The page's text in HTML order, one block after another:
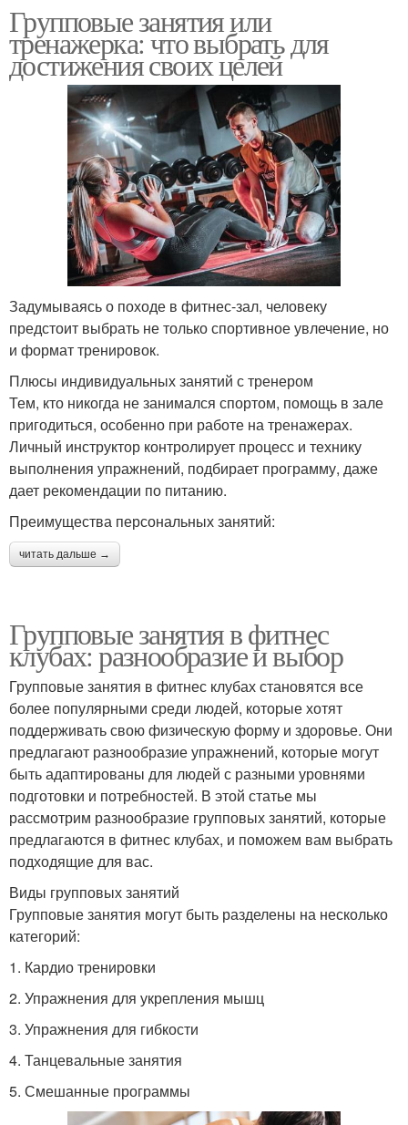
Групповые занятия или
тренажерка: что выбрать для
достижения своих целей
Задумываясь о походе в фитнес-зал, человеку
предстоит выбрать не только спортивное увлечение, но
и формат тренировок.
Плюсы индивидуальных занятий с тренером
Тем, кто никогда не занимался спортом, помощь в зале
пригодиться, особенно при работе на тренажерах.
Личный инструктор контролирует процесс и технику
выполнения упражнений, подбирает программу, даже
дает рекомендации по питанию.
Преимущества персональных занятий:
читать дальше →
Групповые занятия в фитнес
клубах: разнообразие и выбор
Групповые занятия в фитнес клубах становятся все
более популярными среди людей, которые хотят
поддерживать свою физическую форму и здоровье. Они
предлагают разнообразие упражнений, которые могут
быть адаптированы для людей с разными уровнями
подготовки и потребностей. В этой статье мы
рассмотрим разнообразие групповых занятий, которые
предлагаются в фитнес клубах, и поможем вам выбрать
подходящие для вас.
Виды групповых занятий
Групповые занятия могут быть разделены на несколько
категорий:
1. Кардио тренировки
2. Упражнения для укрепления мышц
3. Упражнения для гибкости
4. Танцевальные занятия
5. Смешанные программы